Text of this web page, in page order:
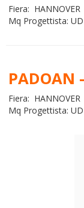
Fiera:
Mq Progettista:
PADOAN
Fiera:
Mq Progettista: